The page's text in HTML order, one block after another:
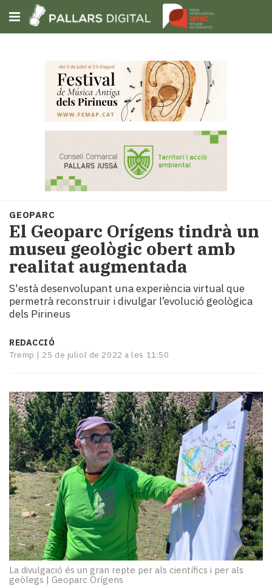
Subscriu-t'hi
Portada
Societat
Política
i
municipis
Economia
turisme
Cultura
Mai
tant!
mitjans
El
temps
Reportatges
Entrevistes
Enquestes
A
escena!
Dis
la
teva!
Subscriptors
La
newsletter
GEOPARC
El Geoparc Orígens tindrà un
museu geològic obert amb
realitat augmentada
S'està desenvolupant una experiència virtual que
permetrà reconstruir i divulgar l’evolució geològica
dels Pirineus
REDACCIÓ
Tremp | 25 de juliol de 2022 a les 11:50
La divulgació és un gran repte per als científics i per als
geòlegs | Geoparc Orígens